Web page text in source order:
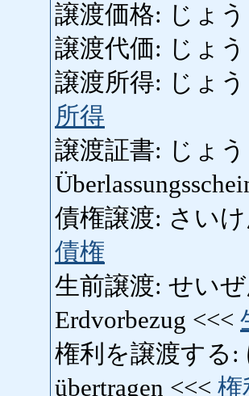
譲渡価格: じょう
譲渡代価: じょ
譲渡所得: じょう
所得
譲渡証書: じょう
債権譲渡: さいけ
債権
生前譲渡: せいぜ
Erdvorbezug <<<
権利を譲渡する:
übertragen <<< 権